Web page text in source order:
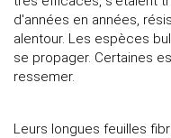
d'années en années,
alentour. Les espèces
se propager. Certaines
ressemer.
Leurs longues feuilles